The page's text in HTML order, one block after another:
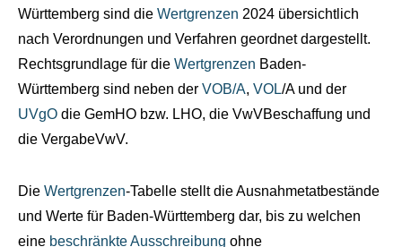
Württemberg sind die Wertgrenzen 2024 übersichtlich
nach Verordnungen und Verfahren geordnet dargestellt.
Rechtsgrundlage für die Wertgrenzen Baden-
Württemberg sind neben der VOB/A, VOL/A und der
UVgO die GemHO bzw. LHO, die VwVBeschaffung und
die VergabeVwV.
Die Wertgrenzen-Tabelle stellt die Ausnahmetatbestände
und Werte für Baden-Württemberg dar, bis zu welchen
eine beschränkte Ausschreibung ohne